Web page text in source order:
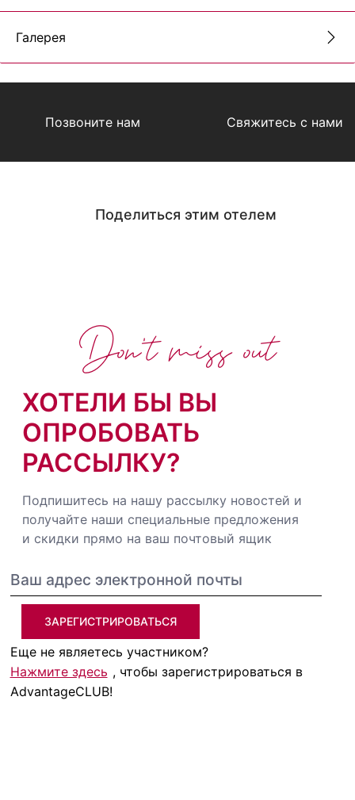
Галерея
Позвоните нам Свяжитесь с нами
Поделиться этим отелем
ХОТЕЛИ БЫ ВЫ
ОПРОБОВАТЬ
РАССЫЛКУ?
Подпишитесь на нашу рассылку новостей и
получайте наши специальные предложения
и скидки прямо на ваш почтовый ящик
ЗАРЕГИСТРИРОВАТЬСЯ
Еще не являетесь участником?
Нажмите здесь , чтобы зарегистрироваться в
AdvantageCLUB!
Don't miss out